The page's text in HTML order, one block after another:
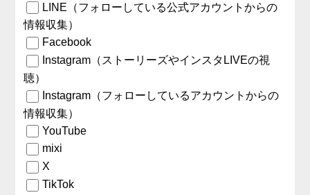
LINE（フォローしている公式アカウントからの
情報収集）
Facebook
Instagram（ストーリーズやインスタLIVEの視
聴）
Instagram（フォローしているアカウントからの
情報収集）
YouTube
mixi
X
TikTok